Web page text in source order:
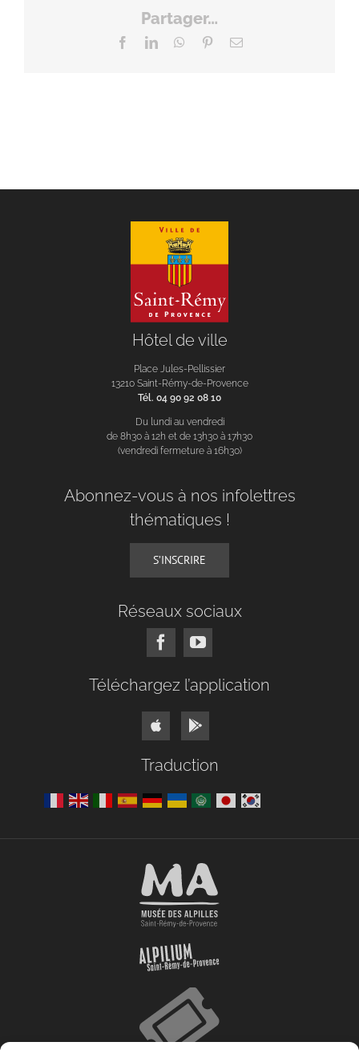
Partager…
FacebookLinkedInWhatsApp
PinterestEmail
Hôtel de ville
Place Jules-Pellissier
13210 Saint-Rémy-de-Provence
Tél. 04 90 92 08 10
Du lundi au vendredi
de 8h30 à 12h et de 13h30 à 17h30
(vendredi fermeture à 16h30)
Abonnez-vous à nos infolettres
thématiques !
S’INSCRIRE
Réseaux sociaux
Téléchargez l’application
Traduction